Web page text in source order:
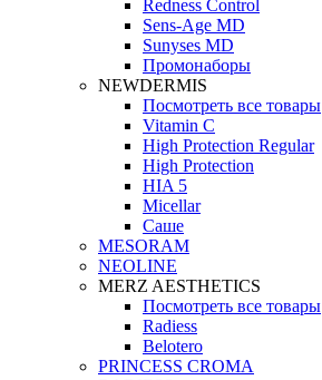
Redness Control
Sens-Age MD
Sunyses MD
Промонаборы
NEWDERMIS
Посмотреть все товары
Vitamin C
High Protection Regular
High Protection
HIA 5
Micellar
Саше
MESORAM
NEOLINE
MERZ AESTHETICS
Посмотреть все товары
Radiess
Belotero
PRINCESS CROMA